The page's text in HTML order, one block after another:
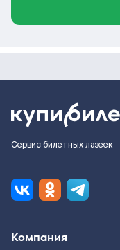
Сервис билетных лазеек
Компания